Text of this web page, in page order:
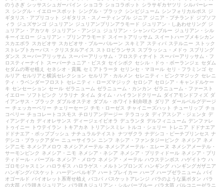
のうさぎ シッサスシュガーバイン ショコラ ショコラポット シラサギカヤツリ
シルバーレー
ス
シングル・イエロースポット シングル・ブラック シンビジューム シンフォリカルポス
ジ
ギタリス・アプリコット
ジギタリス・スノーティンプル ジニア ジニア・プチランド ジプソフ
ィラ
ジュズサンゴ ジュリアン ジュリアンプリンアラモード ジュリアン・しあわせリング ジ
ュリアン・アカツキ ジュリアン・アンジュ ジュリアン・シャンパンブルー ジュリアン・シル
キーイエロー ジュリアン・プリンアラモード スイートアリッサム
スイートハーブメキシカン
スカエボラ
スカビオサ スカビオサ・ブルーバルーン スキミア スティパ ステルニー
ストック
ストレプトカーパス・クリスタルアイス
ストロビランサス スプラッシュ・メドゥ
スプリング
ダンス
スーパーアリッサム スーパーアリッサム・フロスティナイト
スーパーアリッサム・フ
ロスティーナイト
スーパーチュニア・ビスタ セイシボク セシル・ドゥ・ボーランジェ
セダム
セダムの寄せ植え
セネシオ・貴鳳 セミアトラータ セリンセ・マヨール セリ・フラミンゴ セ
ルリア セルリアと横浜セレクション セルリア・カルメン セレニティ・ピンクマジック
セレニ
ティ・ラベンダーフロスト
セレニティ・ローズマジック セロシア セロシア・キャンドルケー
キ センセーション セール ゼラニューム ゼラニューム・カンカン ゼラニューム・ファースト
イエロー ソフトピンク ソラリナ タイム タイム・ハイランドクリーム ダイアモンドフィズ ダ
イアンサス・ブラック
ダブルオステオ ダブル・ホワイト剣弁咲き ダリア ダールベルグデージ
ー チェッカーベリー チェリーセージ チモ・ローゼス チャイニーズハット チューリップ チョ
コベリー チョコレートコスモス チロリアンデージー テラコッタ ディアスシア・ジェンタ
デ
ィアンディカ ディオレサンス ディージェイビオラ デュランタ デルフィニューム デンファレ
トゥイニー
トウテイラン トキアカネ トリアシスミレ トルコ・シェリー トレニア
ドドナエア
ドドナエア・ポップブッシュ
ナチュラルテイスト ナツザクラ ナデシコ・ピーチプリンセス ナ
デシコ・ブラックアダー
ニューサイラン ニンフ ネシア・ファンタジーピンク ネメシア ネメ
シアニモ ネメシアメロウ ネメシアメーテル ネメシアメーテル・エレーヌ
ネメシアメーテル・
サーモンピンク
ネメシア・ニモ ネメシア・ネシア ネメシア・プリティドール ネメシア・プリ
ティドール・パープル ネメシア・メロウ ネメシア・メーテル ハウステンボス ハゲイトウ ハ
ゴロモジャスミン ハロラギス ハロラゲス・メルトンブロンズ ハンギング ハンギングガザニア
ハンギングバスケット
ハーデンベルギア ハートブレイカー ハーブ ハーブゼラニューム バイ
オゴールド バイオレット系寄せ植え バコパ バスケットアレンジ バラのような葉ボタン バラ
の大苗 バラ咲きジュリアン バラ咲きジュリアン・シルバーブルー バラ大苗 バルコニーゼラニ